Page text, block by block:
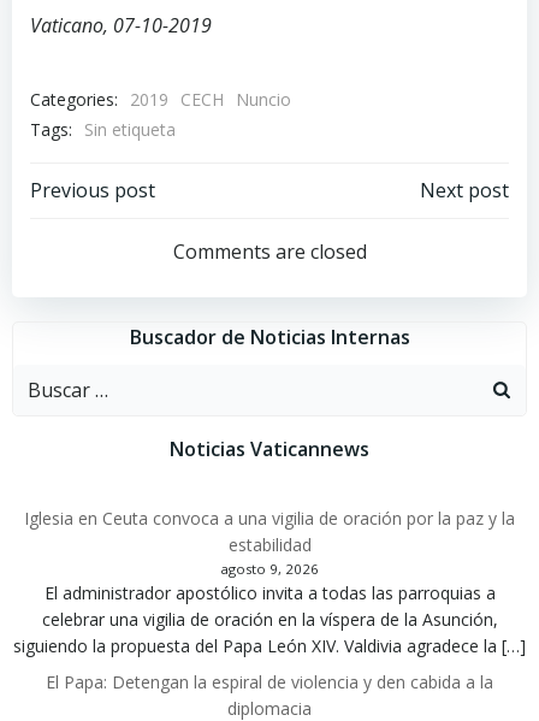
Vaticano, 07-10-2019
Categories: 2019 CECH
Nuncio
Tags:
Sin etiqueta
Navegación
las
entradas
Previous post
Navegación
por
las
Next post
Comments are closed
Buscador de Noticias Internas
Buscar:
Noticias Vaticannews
Iglesia en Ceuta convoca a una vigilia de oración por la paz y la
estabilidad
agosto 9, 2026
El administrador apostólico invita a todas las parroquias a
celebrar una vigilia de oración en la víspera de la Asunción,
siguiendo la propuesta del Papa León XIV. Valdivia agradece la […]
El Papa: Detengan la espiral de violencia y den cabida a la
diplomacia